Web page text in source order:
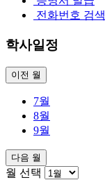
전화번호 검색
학사일정
이전 월
7월
8월
9월
다음 월
월 선택